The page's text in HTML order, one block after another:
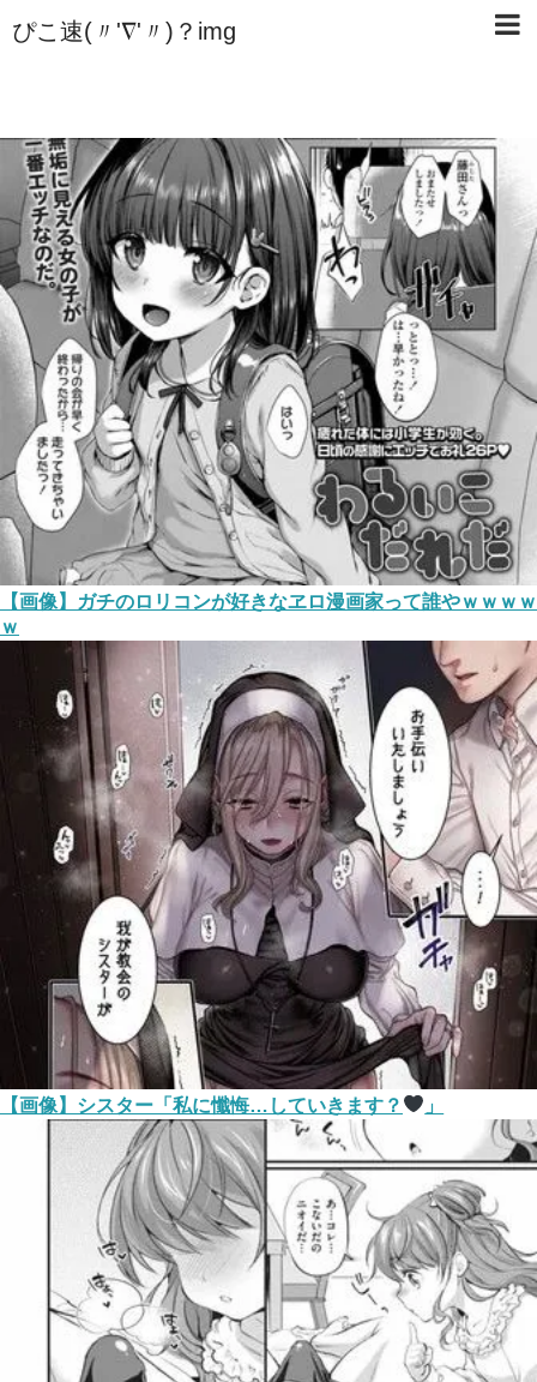
ぴこ速(〃'∇'〃)？img
【画像】ガチのロリコンが好きなヱロ漫画家って誰やｗｗｗｗ
ｗ
【画像】シスター「私に懺悔…していきます？ 」